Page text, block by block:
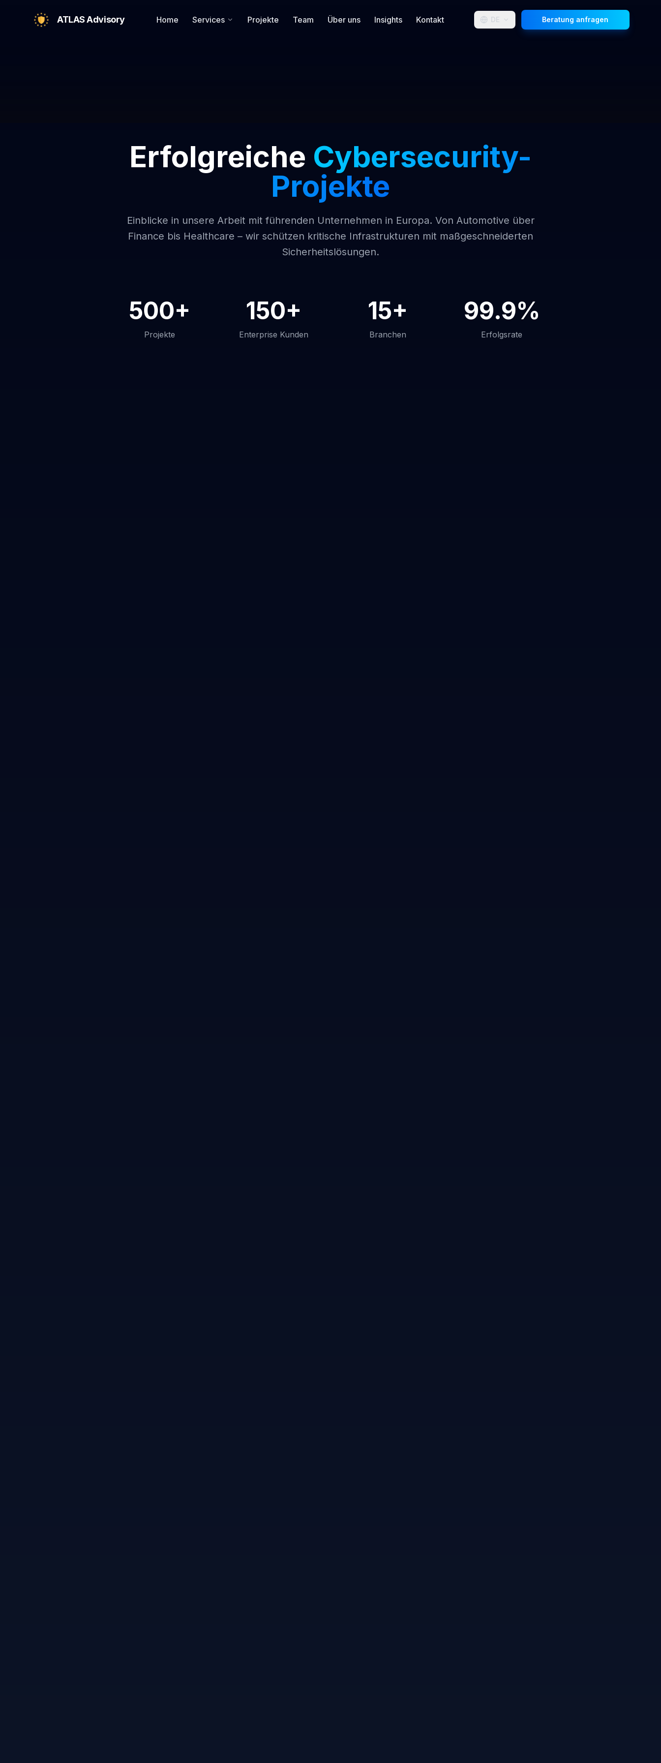
ATLAS Advisory Home Services Projekte Team Über uns Insights Kontakt DE Beratung anfragen
Erfolgreiche Cybersecurity-
Projekte
Einblicke in unsere Arbeit mit führenden Unternehmen in Europa. Von Automotive über
Finance bis Healthcare – wir schützen kritische Infrastrukturen mit maßgeschneiderten
Sicherheitslösungen.
500+
Projekte
150+
Enterprise Kunden
15+
Branchen
99.9%
Erfolgsrate